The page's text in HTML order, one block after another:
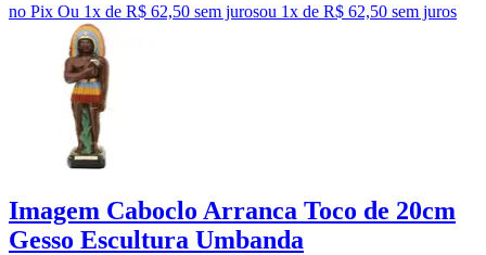
no Pix Ou 1x de R$ 62,50 sem jurosou 1x de R$ 62,50 sem juros
Imagem Caboclo Arranca Toco de 20cm
Gesso Escultura Umbanda